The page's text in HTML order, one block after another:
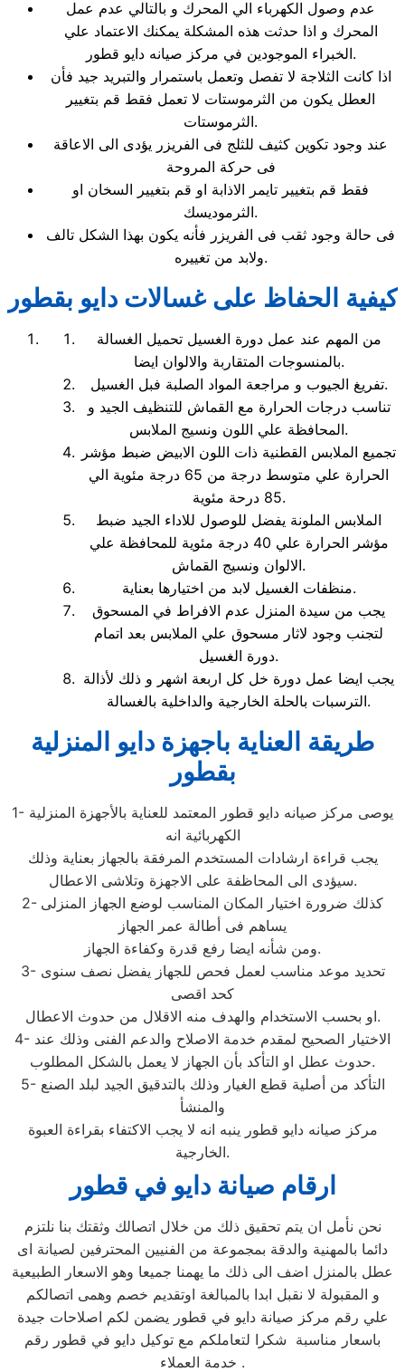
عدم وصول الكهرباء الي المحرك و بالتالي عدم عمل
المحرك و اذا حدثت هذه المشكلة يمكنك الاعتماد علي
الخبراء الموجودين في مركز صيانه دايو قطور.
اذا كانت الثلاجة لا تفصل وتعمل باستمرار والتبريد جيد فأن
العطل يكون من الثرموستات لا تعمل فقط قم بتغيير
الثرموستات.
عند وجود تكوين كثيف للثلج فى الفريزر يؤدى الى الاعاقة
فى حركة المروحة
فقط قم بتغيير تايمر الاذابة او قم بتغيير السخان او
الثرموديسك.
فى حالة وجود ثقب فى الفريزر فأنه يكون بهذا الشكل تالف
ولابد من تغييره.
كيفية الحفاظ على غسالات دايو بقطور
من المهم عند عمل دورة الغسيل تحميل الغسالة
بالمنسوجات المتقاربة والالوان ايضا.
تفريغ الجيوب و مراجعة المواد الصلبة فبل الغسيل.
تناسب درجات الحرارة مع القماش للتنظيف الجيد و
المحافظة علي اللون ونسيج الملابس.
تجميع الملابس القطنية ذات اللون الابيض ضبط مؤشر
الحرارة علي متوسط درجة من 65 درجة مئوية الي
85 درحة مئوية.
الملابس الملونة يفضل للوصول للاداء الجيد ضبط
مؤشر الحرارة علي 40 درجة مئوية للمحافظة علي
الالوان ونسيج القماش.
منظفات الغسيل لابد من اختيارها بعناية.
يجب من سيدة المنزل عدم الافراط في المسحوق
لتجنب وجود لاثار مسحوق علي الملابس بعد اتمام
دورة الغسيل.
يجب ايضا عمل دورة خل كل اربعة اشهر و ذلك لأذالة
الترسبات بالحلة الخارجية والداخلية بالغسالة.
طريقة العناية باجهزة دايو المنزلية
بقطور
1- يوصى مركز صيانه دايو قطور المعتمد للعناية بالأجهزة المنزلية
الكهربائية انه
يجب قراءة ارشادات المستخدم المرفقة بالجهاز بعناية وذلك
سيؤدى الى المحاظفة على الاجهزة وتلاشى الاعطال.
2- كذلك ضرورة اختيار المكان المناسب لوضع الجهاز المنزلى
يساهم فى أطالة عمر الجهاز
ومن شأنه ايضا رفع قدرة وكفاءة الجهاز.
3- تحديد موعد مناسب لعمل فحص للجهاز يفضل نصف سنوى
كحد اقصى
او بحسب الاستخدام والهدف منه الاقلال من حدوث الاعطال.
4- الاختيار الصحيح لمقدم خدمة الاصلاح والدعم الفنى وذلك عند
حدوث عطل او التأكد بأن الجهاز لا يعمل بالشكل المطلوب.
5- التأكد من أصلية قطع الغيار وذلك بالتدقيق الجيد لبلد الصنع
والمنشأ
مركز صيانه دايو قطور ينبه انه لا يجب الاكتفاء بقراءة العبوة
الخارجية.
ارقام صيانة دايو في قطور
نحن نأمل ان يتم تحقيق ذلك من خلال اتصالك وثقتك بنا نلتزم
دائما بالمهنية والدقة بمجموعة من الفنيين المحترفين لصيانة اى
عطل بالمنزل اضف الى ذلك ما يهمنا جميعا وهو الاسعار الطبيعية
و المقبولة لا نقبل ابدا بالمبالغة اوتقديم خصم وهمى اتصالكم
علي رقم مركز صيانة دايو في قطور يضمن لكم اصلاحات جيدة
باسعار مناسبة شكرا لتعاملكم مع توكيل دايو في قطور رقم
خدمة العملاء .